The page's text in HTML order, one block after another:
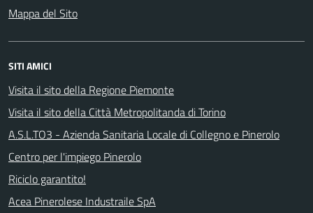
Mappa del Sito
SITI AMICI
Visita il sito della Regione Piemonte
Visita il sito della Città Metropolitanda di Torino
A.S.L.TO3 - Azienda Sanitaria Locale di Collegno e Pinerolo
Centro per l'impiego Pinerolo
Riciclo garantito!
Acea Pinerolese Industraile SpA